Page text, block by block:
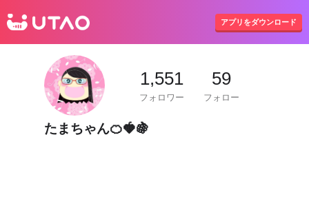
アプリをダウンロード
1,551
フォロワー
59
フォロー
たまちゃん🍊🍓🍇